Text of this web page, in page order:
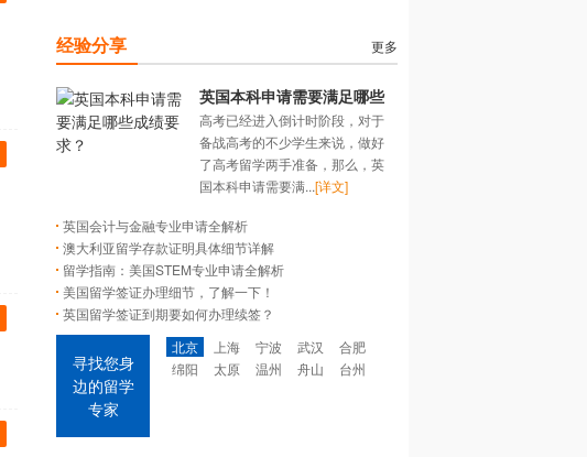
经验分享 更多
英国本科申请需要满足哪些
成绩要求？
高考已经进入倒计时阶段，对于
备战高考的不少学生来说，做好
了高考留学两手准备，那么，英
国本科申请需要满...[详文]
英国会计与金融专业申请全解析
澳大利亚留学存款证明具体细节详解
留学指南：美国STEM专业申请全解析
美国留学签证办理细节，了解一下！
英国留学签证到期要如何办理续签？
寻找您身
边的留学
专家
北京 上海 宁波 武汉
合肥
绵阳
太原 温州 舟山 台州